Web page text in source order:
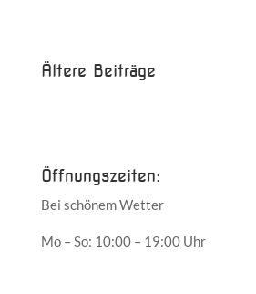
Ältere Beiträge
Öffnungszeiten:
Bei schönem Wetter
Mo – So: 10:00 – 19:00 Uhr